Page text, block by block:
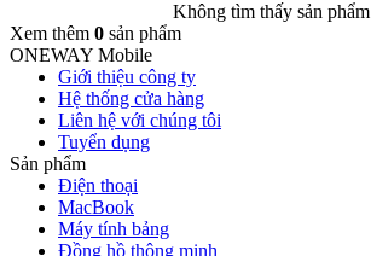
Không tìm thấy sản phẩm
Xem thêm 0 sản phẩm
ONEWAY Mobile
Giới thiệu công ty
Hệ thống cửa hàng
Liên hệ với chúng tôi
Tuyển dụng
Sản phẩm
Điện thoại
MacBook
Máy tính bảng
Đồng hồ thông minh